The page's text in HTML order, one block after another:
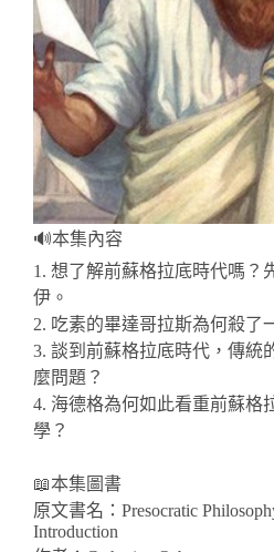
🔊本集內容
1. 想了解前蘇格拉底時代嗎？
伊。
2. 吃素的畢達哥拉斯為何殺了
3. 談到前蘇格拉底時代，傳統
麼問題？
4. 海德格為何如此看重前蘇格
學？
📖本集圖書
原文書名：Presocratic
Introduction